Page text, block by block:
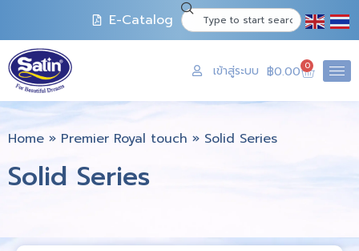
E-Catalog
เข้าสู่ระบบ ฿0.00 0
Home » Premier Royal touch » Solid Series
Solid Series